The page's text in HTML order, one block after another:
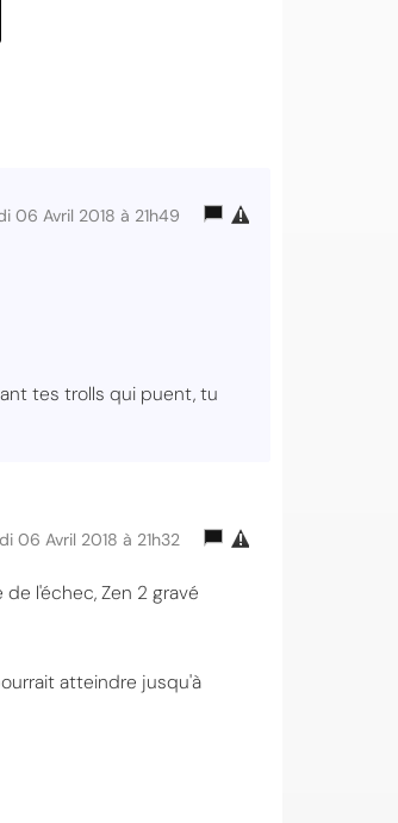
06 Avril 2018 à 21h49
tes trolls qui puent, tu
06 Avril 2018 à 21h32
l'échec, Zen 2 gravé
atteindre jusqu'à